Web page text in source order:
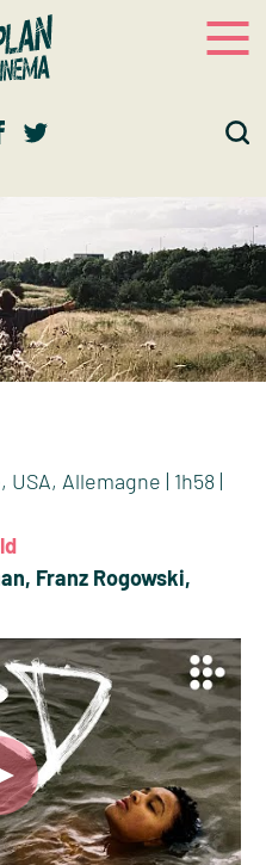
Allemagne | 1h58 |
Franz Rogowski,